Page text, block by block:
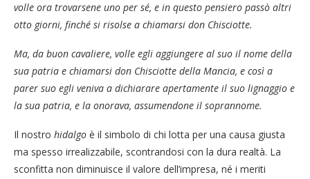
volle ora trovarsene uno per sé, e in questo pensiero passò altri
otto giorni, finché si risolse a chiamarsi don Chisciotte.
Ma, da buon cavaliere, volle egli aggiungere al suo il nome della
sua patria e chiamarsi don Chisciotte della Mancia, e così a
parer suo egli veniva a dichiarare apertamente il suo lignaggio e
la sua patria, e la onorava, assumendone il soprannome.
Il nostro hidalgo è il simbolo di chi lotta per una causa giusta
ma spesso irrealizzabile, scontrandosi con la dura realtà. La
sconfitta non diminuisce il valore dell’impresa, né i meriti